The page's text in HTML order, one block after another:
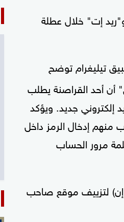
إت" خلال عطلة
تيليغرام توضح
أن أحد القراصنة يطلب
إلكتروني جديد. ويؤكد
منهم إدخال الرمز داخل
مرور الحساب
إن) لتزييف موقع صاحب